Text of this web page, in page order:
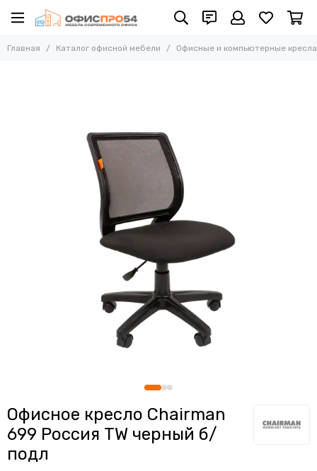
Офисные и компьютерные кресла
Усиленные кресла (до 250 кг)
Конференц-кресла
Эргономичные кресла
Кресла для домашнего офиса
Офисные кресла Samurai
Офисные кресла Ergolife
Офисные кресла Yoga
Многоместные секции
Ортопедические кресла
Главная Каталог офисной мебели Офисные и компьютерные кресла
Офисное кресло Chairman
699 Россия TW черный б/
подл